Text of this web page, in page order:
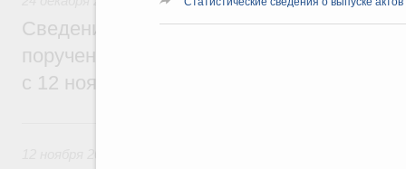
Сведения о выпуске актов
поручений Президента и Правительства
с 12 ноября по 23 декабря 2018 года